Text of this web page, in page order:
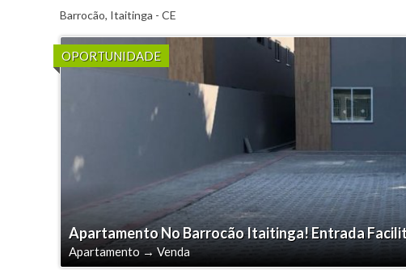
Barrocão, Itaitinga - CE
OPORTUNIDADE
Apartamento No Barrocão Itaitinga! Entrada
Apartamento →Venda